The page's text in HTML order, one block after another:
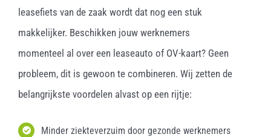
leasefiets van de zaak wordt dat nog een stuk
makkelijker. Beschikken jouw werknemers
momenteel al over een leaseauto of OV-kaart? Geen
probleem, dit is gewoon te combineren. Wij zetten de
belangrijkste voordelen alvast op een rijtje:
Minder ziekteverzuim door gezonde werknemers